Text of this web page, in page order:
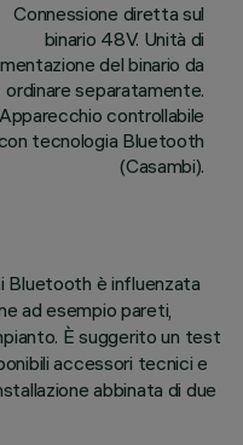
Connessione diretta sul
binario 48V. Unità di
del binario da
ordinare separatamente.
Apparecchio controllabile
tecnologia Bluetooth
(Casambi).
Bluetooth è influenzata
ad esempio pareti,
È suggerito un test
accessori tecnici e
abbinata di due